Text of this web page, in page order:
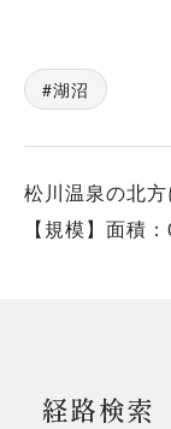
湖沼
松川温泉の北方
【規模】面積
経路検索